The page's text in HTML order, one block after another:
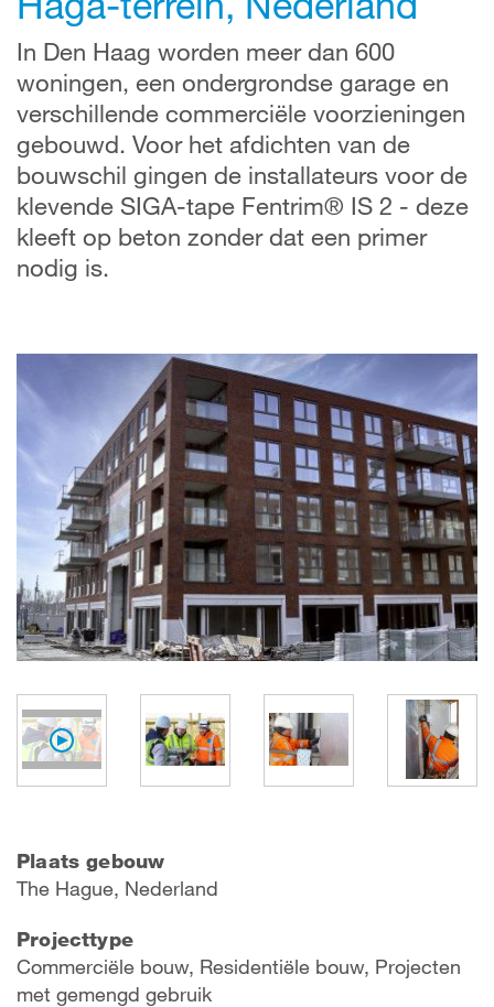
In Den Haag worden meer dan 600
woningen, een ondergrondse garage en
verschillende commerciële voorzieningen
gebouwd. Voor het afdichten van de
bouwschil gingen de installateurs voor de
klevende SIGA-tape Fentrim® IS 2 - deze
kleeft op beton zonder dat een primer
nodig is.
Plaats gebouw
The Hague, Nederland
Projecttype
Commerciële bouw, Residentiële bouw, Projecten
met gemengd gebruik